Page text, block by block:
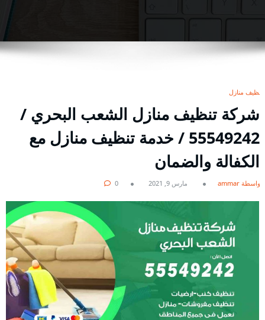
تنظيف منازل
شركة تنظيف منازل الشعب البحري /
55549242 / خدمة تنظيف منازل مع
الكفالة والضمان
بواسطة ammar مارس 9, 2021 0